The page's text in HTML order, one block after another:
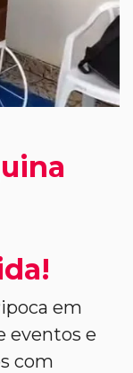
em
eventos e
com